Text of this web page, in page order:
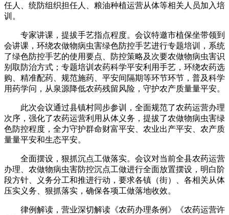
任人、统防组织担任人、粮油种植运营从体等相关人员加入培
训。
专家讲课，提拔手艺指点程度。会议特邀市植保坐带领到
会讲课，环绕农做物病虫害绿色防控手艺进行专题培训，系统
了绿色防控手艺的使用要点、防控策略及次要农做物病虫害识
别取防治方式；专题培训农药科学平安利用手艺，环绕农药选
购、精准配药、规范施药、平安间隔期等环节环节，普及科学
用药学问，从泉源降低农药残留风险，守护农产质量量平安。
此次会议通过县镇村同步参训，全面规范了农药运营办理
次序，强化了农药运营利用从体义务，提拔了农做物病虫害绿
色防控程度，全力守护群命财富平安、农业出产平安、农产质
量量平安和生态平安。
全面摆设，狠抓沉点工做落实。会议对当前全县农药运营
办理、农做物病虫害防控沉点工做进行全面放置摆设，明白阶
段方针、义务分工和推进行动，要求各镇（街）、各相关从体
压实义务、狠抓落实，确保各项工做落地收效。
律例解读，营业深切解读《农药办理条例》《农药运营许